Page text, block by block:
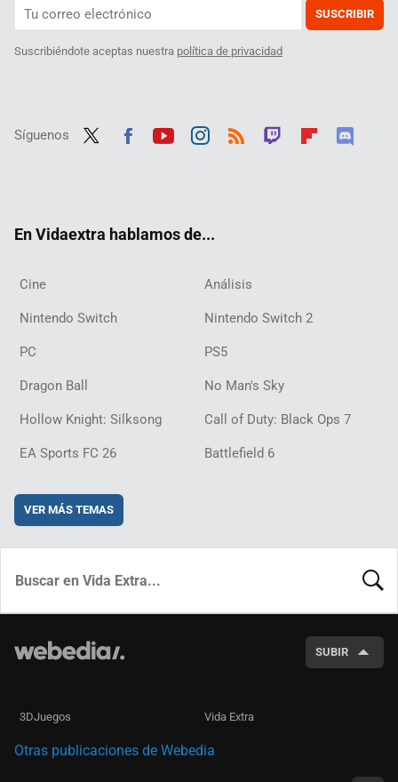
SUSCRIBIR
Suscribiéndote aceptas nuestra política de privacidad
Síguenos
En Vidaextra hablamos de...
Cine Análisis
Nintendo Switch Nintendo Switch 2
PC PS5
Dragon Ball No Man's Sky
Hollow Knight: Silksong Call of Duty: Black Ops 7
EA Sports FC 26 Battlefield 6
VER MÁS TEMAS
SUBIR
3DJuegos Vida Extra
Otras publicaciones de Webedia